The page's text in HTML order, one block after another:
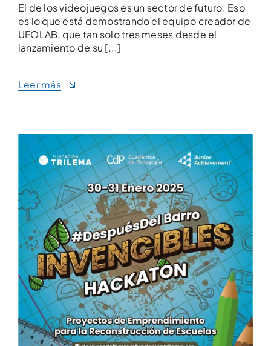
El de los videojuegos es un sector de futuro. Eso
es lo que está demostrando el equipo creador de
UFOLAB, que tan solo tres meses desde el
lanzamiento de su [...]
Leer más